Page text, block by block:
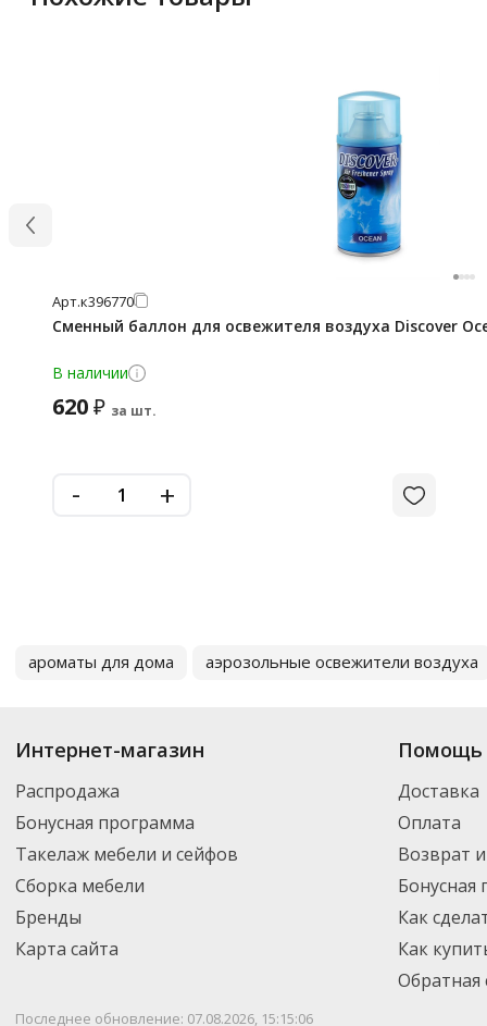
Арт.к396770
Сменный баллон для освежителя воздуха Discover
В наличии
620₽ за шт.
- +
ароматы для дома аэрозольные освежители воздуха
Интернет-магазин
Распродажа
Бонусная программа
Такелаж мебели и сейфов
Сборка мебели
Бренды
Карта сайта
Помощь
Доставка
Оплата
Возврат
Бонусная
Как
Как
Обратная
Последнее обновление: 07.08.2026, 15:15:06